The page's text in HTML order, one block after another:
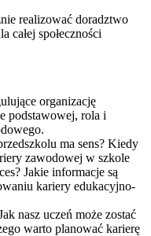
realizować doradztwo
całej społeczności
organizację
podstawowej, rola i
ma sens? Kiedy
zawodowej w szkole
Jakie informacje są
kariery edukacyjno-
nasz uczeń może zostać
warto planować karierę